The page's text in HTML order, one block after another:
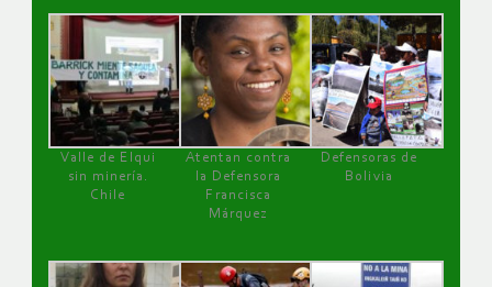
Valle de Elqui
sin minería.
Chile
Atentan contra
la Defensora
Francisca
Márquez
Defensoras de
Bolivia